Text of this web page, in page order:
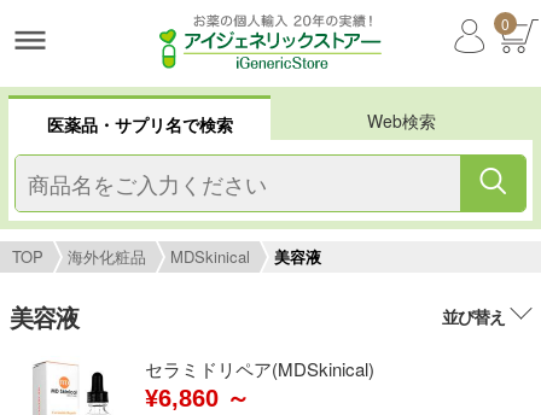
0
医薬品・サプリ名で検索 Web検索
TOP 海外化粧品 MDSkinical 美容液
美容液 並び替え
セラミドリペア(MDSkinical)
¥6,860 ～